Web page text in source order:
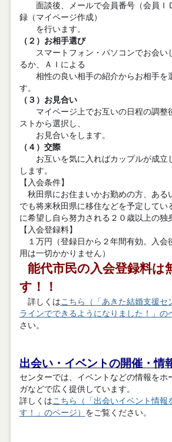
面談後、メールで会員番号（会員Ｉ
録（マイページ作成）
を行います。
（２）お相手選び
スマートフォン・パソコンでお会い
るか、ＡＩによる
相性の良い相手の紹介からお相手を
す。
（３）お見合い
マイページ上でお互いの日程の調整
ストから選択し、
お見合いをします。
（４）交際
お互いを気に入ればカップルが成立
します。
【入会条件】
秋田県にお住まいかお勤めの方、ある
でも将来秋田県に移住などを予定してい
に希望し自ら努力される２０歳以上の独
【入会登録料】
１万円（登録日から２年間有効。入会
用は一切かかりません）
能代市民の入会登録料は
す！！
詳しくは こちら（「あきた結婚支援セ
ラインでできるようになりました！」の
さい。
出会い・イベントの開催・情
センターでは、イベントなどの情報をホ
ガなどで広く提供しています。
詳しくは こちら（「出会いイベント情報
す！」のページ） をご覧ください。